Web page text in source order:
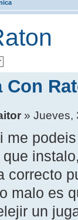
Con
» Jueves,
me
correcto
malo es
un